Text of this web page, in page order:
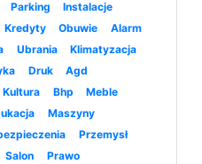
Parking
Instalacje
Kredyty Obuwie
Alarm
Ubrania
Klimatyzacja
Druk
Agd
Kultura Bhp
Meble
Maszyny
Przemysł
Salon Prawo